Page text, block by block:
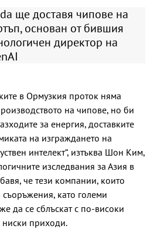
ще доставя чипове на
основан от бившия
директор на
в Ормузкия проток няма
на чипове, но би
за енергия, доставките
на изграждането на
интелект“, изтъква Шон Ким,
изследвания за Азия в
че тези компании, които
като големи
да се сблъскат с по-високи
приходи.